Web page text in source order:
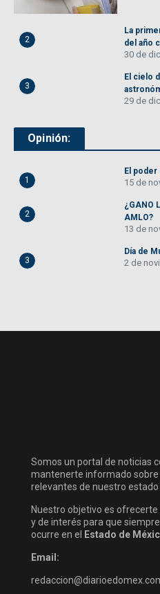
2
La
del año
30 de
3
El cielo
29 de
Opinión:
1
El
15 de
2
¿GANO
AMLO?
13 de
3
Día de
2 de
Somos un portal de noticias
mantenerte informado sobre
relevantes de nuestro estado
Nuestro objetivo es
y de interés para que
ocurre en el
Estado de
Email: